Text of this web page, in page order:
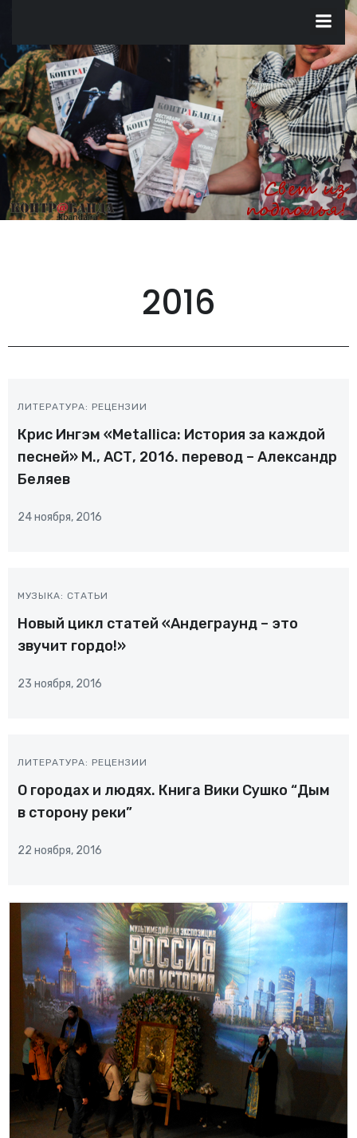
содержимому
2016
ЛИТЕРАТУРА: РЕЦЕНЗИИ
Крис Ингэм «Metallica: История за каждой
песней» М., АСТ, 2016. перевод – Александр
Беляев
24 ноября, 2016
МУЗЫКА: СТАТЬИ
Новый цикл статей «Андеграунд – это
звучит гордо!»
23 ноября, 2016
ЛИТЕРАТУРА: РЕЦЕНЗИИ
О городах и людях. Книга Вики Сушко “Дым
в сторону реки”
22 ноября, 2016